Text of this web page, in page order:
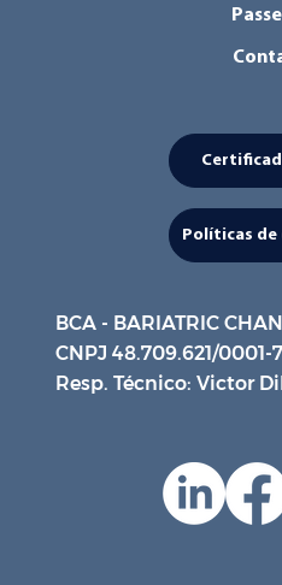
Políticas de
BCA - BARIATRIC
CNPJ 48.709.621/0001-
Resp. Técnico: Victor